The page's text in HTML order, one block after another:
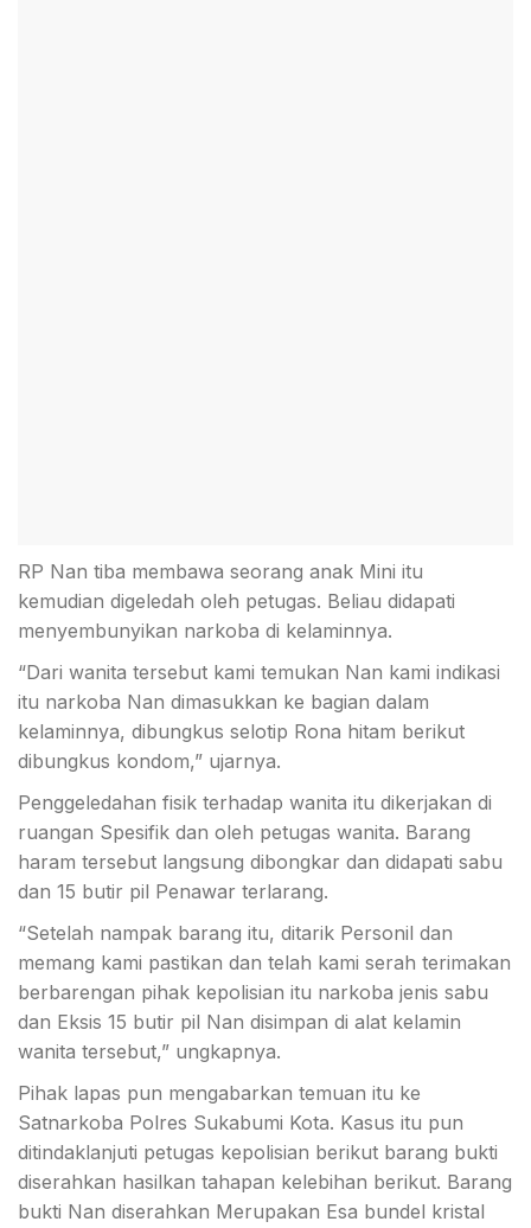
RP Nan tiba membawa seorang anak Mini itu
kemudian digeledah oleh petugas. Beliau didapati
menyembunyikan narkoba di kelaminnya.
“Dari wanita tersebut kami temukan Nan kami indikasi
itu narkoba Nan dimasukkan ke bagian dalam
kelaminnya, dibungkus selotip Rona hitam berikut
dibungkus kondom,” ujarnya.
Penggeledahan fisik terhadap wanita itu dikerjakan di
ruangan Spesifik dan oleh petugas wanita. Barang
haram tersebut langsung dibongkar dan didapati sabu
dan 15 butir pil Penawar terlarang.
“Setelah nampak barang itu, ditarik Personil dan
memang kami pastikan dan telah kami serah terimakan
berbarengan pihak kepolisian itu narkoba jenis sabu
dan Eksis 15 butir pil Nan disimpan di alat kelamin
wanita tersebut,” ungkapnya.
Pihak lapas pun mengabarkan temuan itu ke
Satnarkoba Polres Sukabumi Kota. Kasus itu pun
ditindaklanjuti petugas kepolisian berikut barang bukti
diserahkan hasilkan tahapan kelebihan berikut. Barang
bukti Nan diserahkan Merupakan Esa bundel kristal